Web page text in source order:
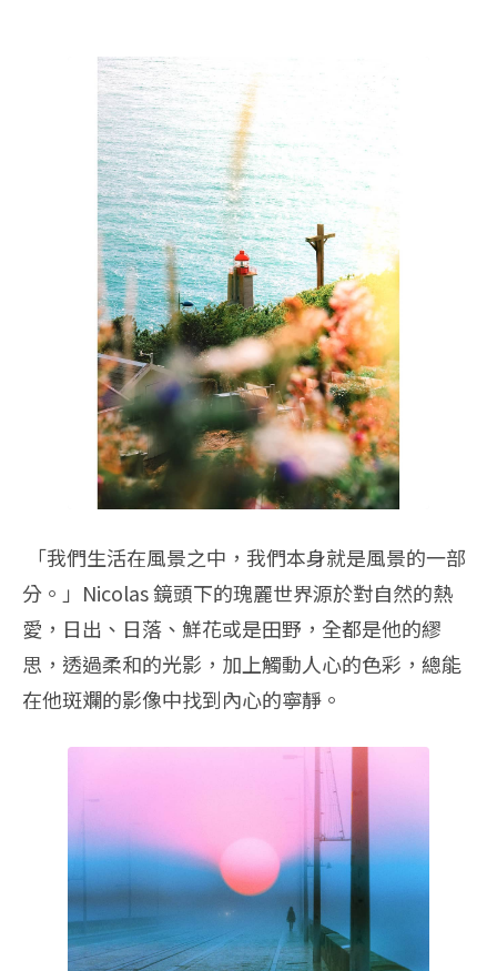
「我們生活在風景之中，我們本身就是風景的一部
分。」Nicolas 鏡頭下的瑰麗世界源於對自然的熱
愛，日出、日落、鮮花或是田野，全都是他的繆
思，透過柔和的光影，加上觸動人心的色彩，總能
在他斑斕的影像中找到內心的寧靜。